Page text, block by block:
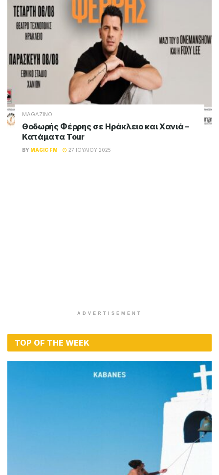
MAGAZINO
Θοδωρής Φέρρης σε Ηράκλειο και Χανιά –
Κατάματα Tour
BY MAGIC FM 27 ΙΟΥΛΊΟΥ 2025
ADVERTISEMENT
TOP OF THE WEEK